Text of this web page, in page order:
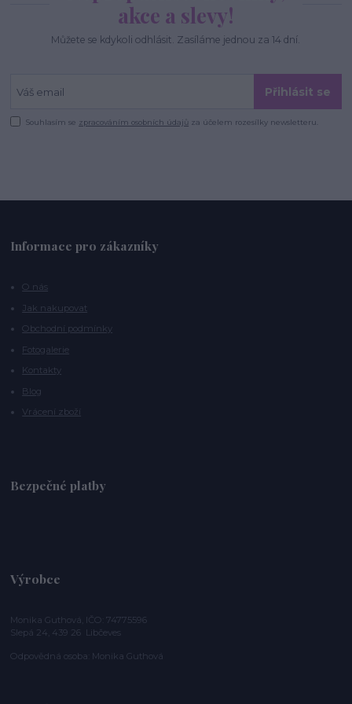
akce a slevy!
Můžete se kdykoli odhlásit. Zasíláme jednou za 14 dní.
Přihlásit se
Souhlasím se zpracováním osobních údajů za účelem rozesílky newsletteru.
Informace pro zákazníky
O nás
Jak nakupovat
Obchodní podmínky
Fotogalerie
Kontakty
Blog
Vrácení zboží
Bezpečné platby
Výrobce
Monika Guthová, IČO: 74775596
Slepá 24, 439 26 Libčeves
Odpovědná osoba: Monika Guthová